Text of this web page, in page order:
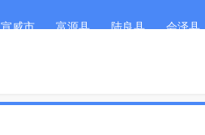
宣威市 富源县 陆良县 会泽县